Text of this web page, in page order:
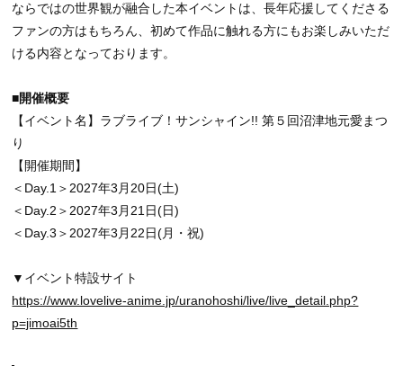
ならではの世界観が融合した本イベントは、長年応援してくださる
ファンの方はもちろん、初めて作品に触れる方にもお楽しみいただ
ける内容となっております。
■開催概要
【イベント名】ラブライブ！サンシャイン!! 第５回沼津地元愛まつ
り
【開催期間】
＜Day.1＞2027年3月20日(土)
＜Day.2＞2027年3月21日(日)
＜Day.3＞2027年3月22日(月・祝)
▼イベント特設サイト
https://www.lovelive-anime.jp/uranohoshi/live/live_detail.php?
p=jimoai5th